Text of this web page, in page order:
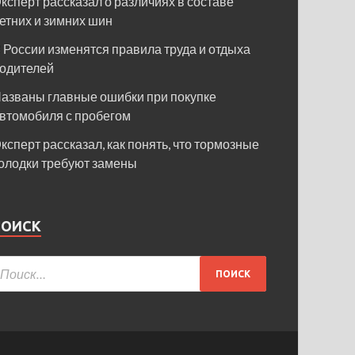
и зимних шин
России изменятся правила труда и отдыха
главные ошибки при покупке
с пробегом
рассказал, как понять, что тормозные
требуют замены